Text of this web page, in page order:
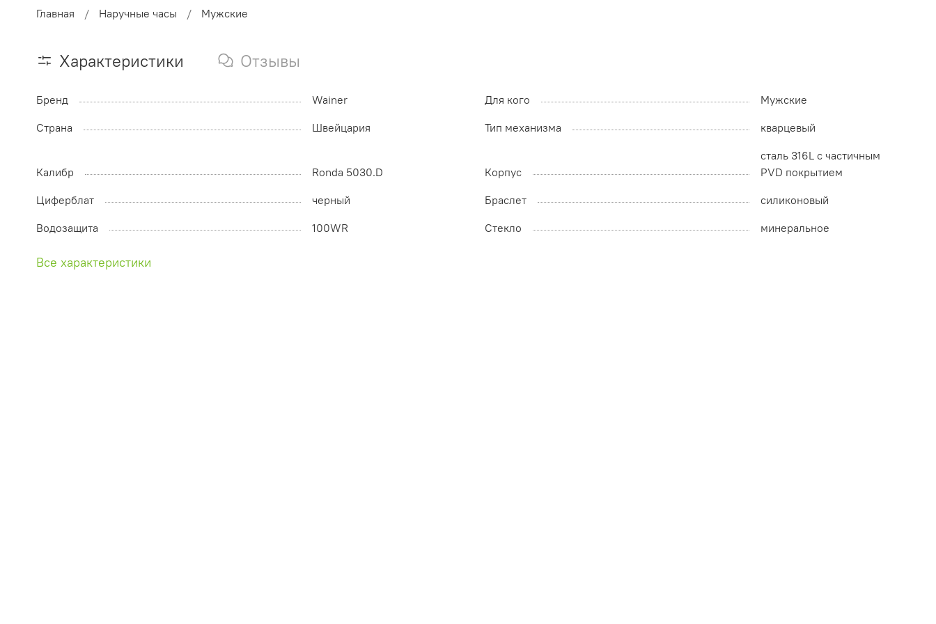
Главная Наручные часы Мужские
Характеристики Отзывы
Бренд Wainer Для кого
Мужские
Страна
Швейцария Тип механизма кварцевый
Калибр Ronda 5030.D Корпус
сталь 316L с частичным
PVD покрытием
Циферблат
черный Браслет
силиконовый
Водозащита
100WR Стекло минеральное
Все характеристики